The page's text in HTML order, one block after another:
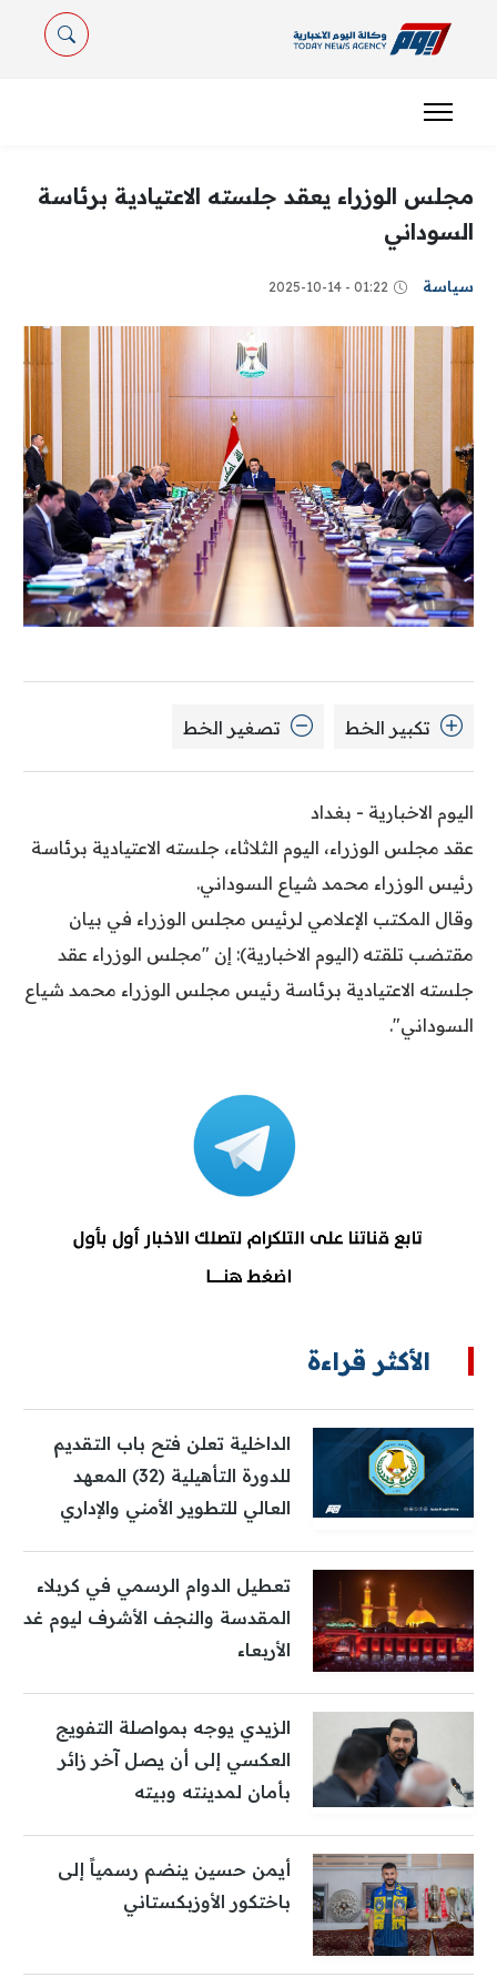
مجلس الوزراء يعقد جلسته الاعتيادية برئاسة
السوداني
سياسة 01:22 - 2025-10-14
تكبير الخط تصغير الخط
اليوم الاخبارية - بغداد
عقد مجلس الوزراء، اليوم الثلاثاء، جلسته الاعتيادية برئاسة
رئيس الوزراء محمد شياع السوداني.
وقال المكتب الإعلامي لرئيس مجلس الوزراء في بيان
مقتضب تلقته (اليوم الاخبارية): إن "مجلس الوزراء عقد
جلسته الاعتيادية برئاسة رئيس مجلس الوزراء محمد شياع
السوداني".
الأكثر قراءة
الداخلية تعلن فتح باب التقديم
للدورة التأهيلية (32) المعهد
العالي للتطوير الأمني والإداري
تعطيل الدوام الرسمي في كربلاء
المقدسة والنجف الأشرف ليوم غد
الأربعاء
الزيدي يوجه بمواصلة التفويج
العكسي إلى أن يصل آخر زائر
بأمان لمدينته وبيته
أيمن حسين ينضم رسمياً إلى
باختكور الأوزبكستاني